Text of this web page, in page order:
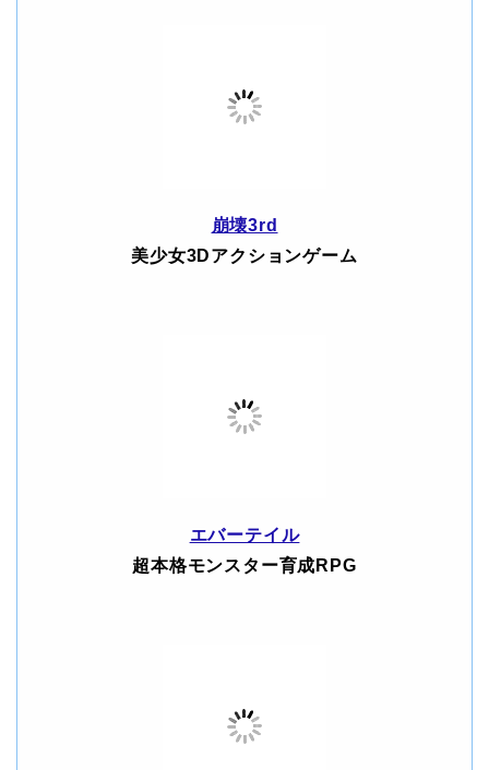
崩壊3rd
美少女3Dアクションゲーム
エバーテイル
超本格モンスター育成RPG